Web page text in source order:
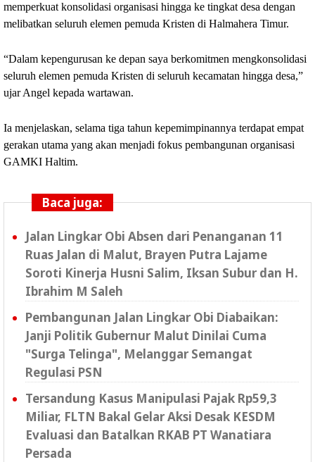
memperkuat konsolidasi organisasi hingga ke tingkat desa dengan
melibatkan seluruh elemen pemuda Kristen di Halmahera Timur.
“Dalam kepengurusan ke depan saya berkomitmen mengkonsolidasi
seluruh elemen pemuda Kristen di seluruh kecamatan hingga desa,”
ujar Angel kepada wartawan.
Ia menjelaskan, selama tiga tahun kepemimpinannya terdapat empat
gerakan utama yang akan menjadi fokus pembangunan organisasi
GAMKI Haltim.
Baca juga:
Jalan Lingkar Obi Absen dari Penanganan 11
Ruas Jalan di Malut, Brayen Putra Lajame
Soroti Kinerja Husni Salim, Iksan Subur dan H.
Ibrahim M Saleh
Pembangunan Jalan Lingkar Obi Diabaikan:
Janji Politik Gubernur Malut Dinilai Cuma
"Surga Telinga", Melanggar Semangat
Regulasi PSN ‎
Tersandung Kasus Manipulasi Pajak Rp59,3
Miliar, FLTN Bakal Gelar Aksi Desak KESDM
Evaluasi dan Batalkan RKAB PT Wanatiara
Persada ‎